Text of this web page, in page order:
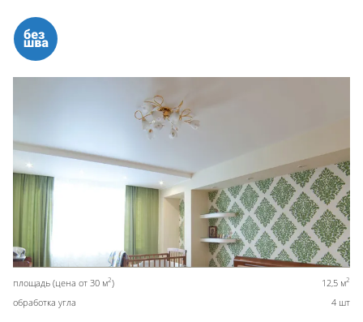
площадь (цена от 30 м2) 12,5 м2
обработка угла 4 шт